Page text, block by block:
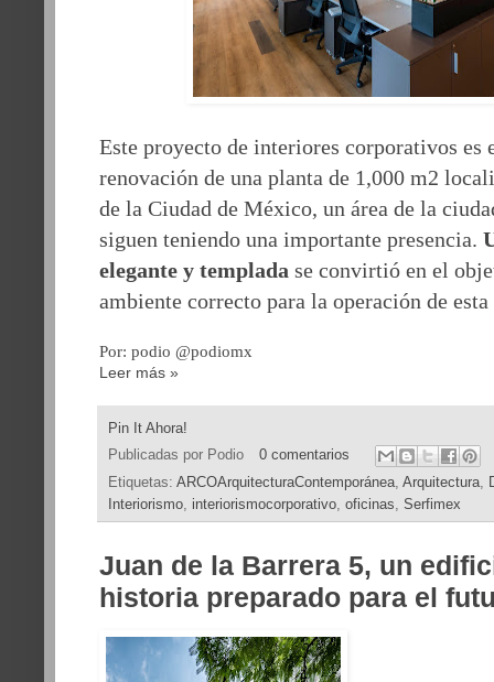
Este proyecto de interiores corporativos es
renovación de una planta de 1,000 m2
de la Ciudad de México, un área de la
siguen teniendo una importante presencia.
elegante y templada se convirtió en el
ambiente correcto para la operación de
Por: podio @podiomx
Leer más »
Pin It Ahora!
Publicadas por Podio
0 comentarios
Etiquetas: ARCOArquitecturaContemporánea Arquitectura
Interiorismo
interiorismocorporativo oficinas Serfimex
Juan de la Barrera 5, un
historia preparado para el